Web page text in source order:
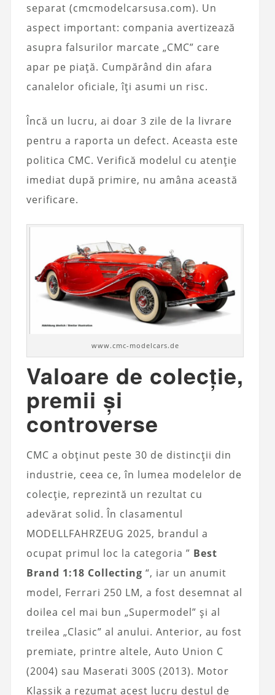
separat (cmcmodelcarsusa.com). Un
aspect important: compania avertizează
asupra falsurilor marcate „CMC” care
apar pe piață. Cumpărând din afara
canalelor oficiale, îți asumi un risc.
Încă un lucru, ai doar 3 zile de la livrare
pentru a raporta un defect. Aceasta este
politica CMC. Verifică modelul cu atenție
imediat după primire, nu amâna această
verificare.
www.cmc-modelcars.de
Valoare de colecție,
premii și
controverse
CMC a obținut peste 30 de distincții din
industrie, ceea ce, în lumea modelelor de
colecție, reprezintă un rezultat cu
adevărat solid. În clasamentul
MODELLFAHRZEUG 2025, brandul a
ocupat primul loc la categoria ” Best
Brand 1:18 Collecting “, iar un anumit
model, Ferrari 250 LM, a fost desemnat al
doilea cel mai bun „Supermodel” și al
treilea „Clasic” al anului. Anterior, au fost
premiate, printre altele, Auto Union C
(2004) sau Maserati 300S (2013). Motor
Klassik a rezumat acest lucru destul de